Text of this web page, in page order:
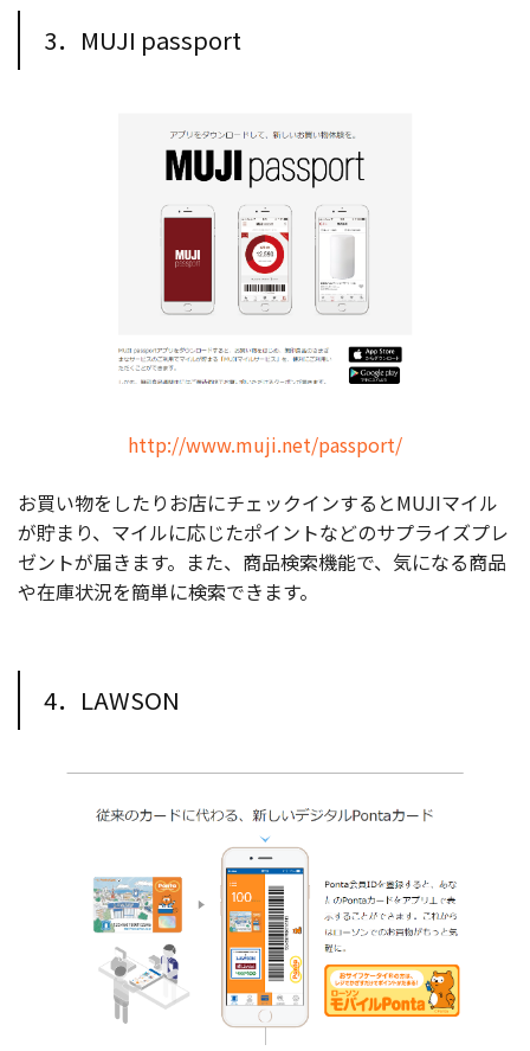
3．MUJI passport
http://www.muji.net/passport/
お買い物をしたりお店にチェックインするとMUJIマイル
が貯まり、マイルに応じたポイントなどのサプライズプレ
ゼントが届きます。また、商品検索機能で、気になる商品
や在庫状況を簡単に検索できます。
4．LAWSON